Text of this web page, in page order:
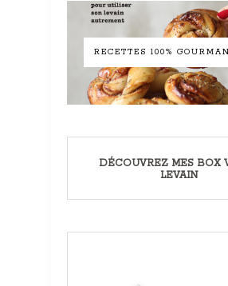
RECETTES 100%
DÉCOUVREZ MES BOX
LEVAIN